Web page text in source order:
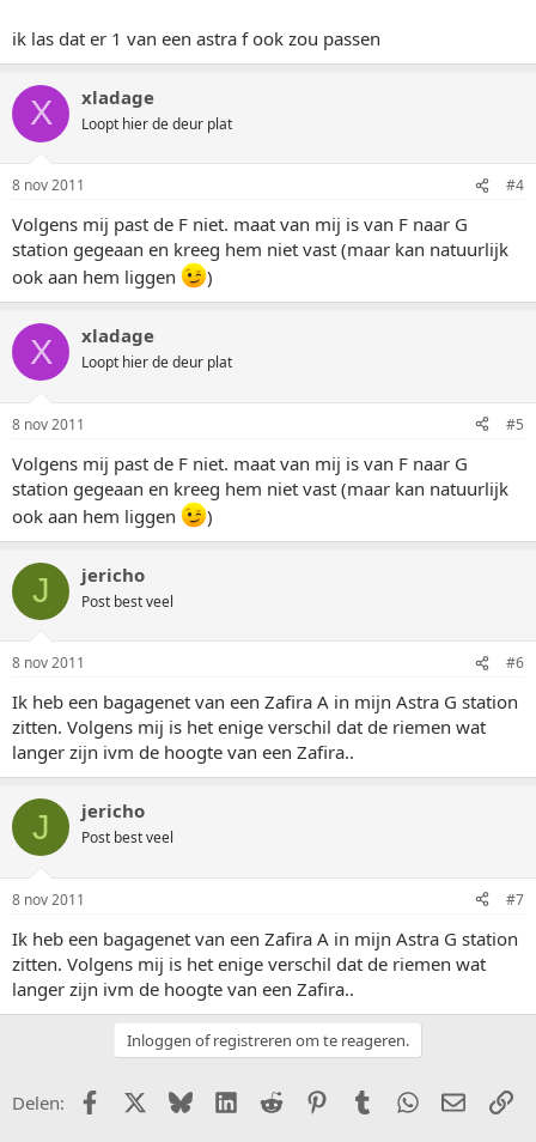
ik las dat er 1 van een astra f ook zou passen
X xladage
Loopt hier de deur plat
8 nov 2011 #4
Volgens mij past de F niet. maat van mij is van F naar G
station gegeaan en kreeg hem niet vast (maar kan natuurlijk
ook aan hem liggen
)
X xladage
Loopt hier de deur plat
8 nov 2011 #5
Volgens mij past de F niet. maat van mij is van F naar G
station gegeaan en kreeg hem niet vast (maar kan natuurlijk
ook aan hem liggen
)
J jericho
Post best veel
8 nov 2011 #6
Ik heb een bagagenet van een Zafira A in mijn Astra G station
zitten. Volgens mij is het enige verschil dat de riemen wat
langer zijn ivm de hoogte van een Zafira..
J jericho
Post best veel
8 nov 2011 #7
Ik heb een bagagenet van een Zafira A in mijn Astra G station
zitten. Volgens mij is het enige verschil dat de riemen wat
langer zijn ivm de hoogte van een Zafira..
Inloggen of registreren om te reageren.
Delen: FacebookX (Twitter)
BlueskyLinkedIn
Reddit PinterestTumblr WhatsApp
E-mail